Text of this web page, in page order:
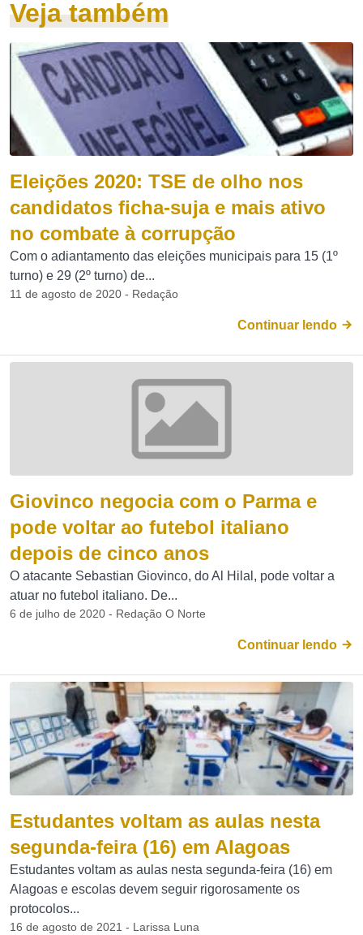
Veja também
Eleições 2020: TSE de olho nos
candidatos ficha-suja e mais ativo
no combate à corrupção
Com o adiantamento das eleições municipais para 15 (1º
turno) e 29 (2º turno) de...
11 de agosto de 2020 - Redação
Continuar lendo
Giovinco negocia com o Parma e
pode voltar ao futebol italiano
depois de cinco anos
O atacante Sebastian Giovinco, do Al Hilal, pode voltar a
atuar no futebol italiano. De...
6 de julho de 2020 - Redação O Norte
Continuar lendo
Estudantes voltam as aulas nesta
segunda-feira (16) em Alagoas
Estudantes voltam as aulas nesta segunda-feira (16) em
Alagoas e escolas devem seguir rigorosamente os
protocolos...
16 de agosto de 2021 - Larissa Luna